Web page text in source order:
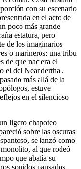
con su escenario
en el acto de
poco más grande.
estatura, pero
de los imaginarios
o marineros; una tribu
de que naciera el
el del Neanderthal.
más allá de la
estuve
en el silencioso
ligero chapoteo
sobre las oscuras
se lanzó como
al que rodeó
que abatía su
sonidos pausados.